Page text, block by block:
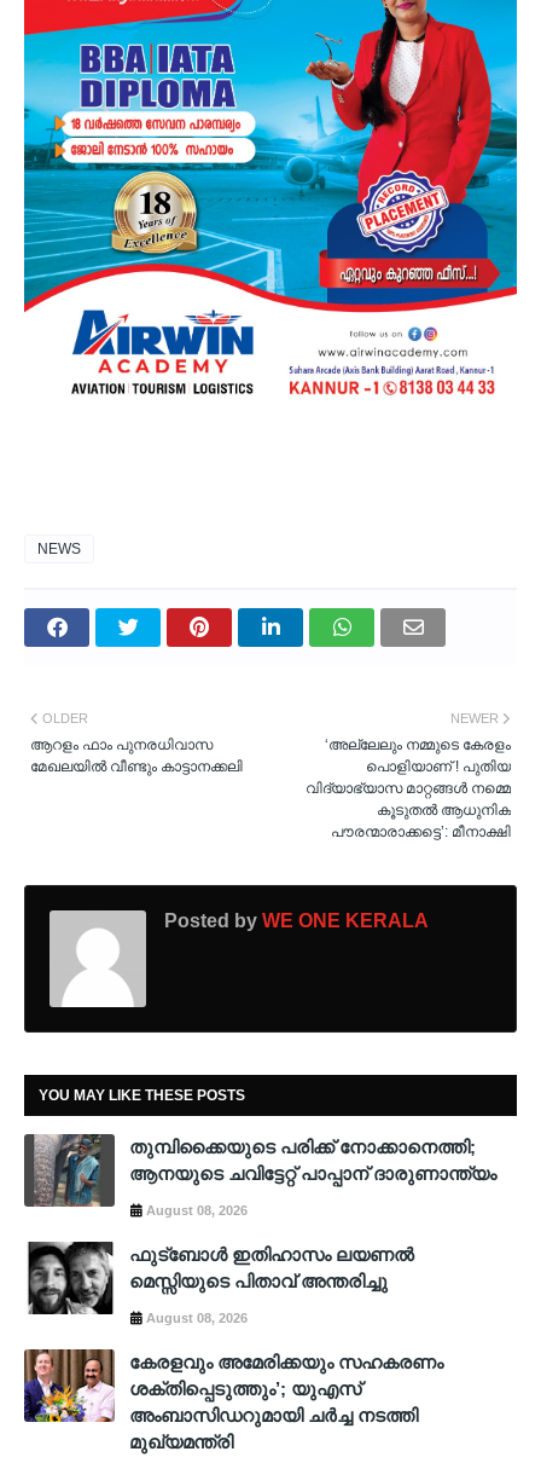
NEWS
NEWER
‘അല്ലേലും നമ്മുടെ കേരളം
പൊളിയാണ് ! പുതിയ
വിദ്യാഭ്യാസ മാറ്റങ്ങള്‍ നമ്മെ
കൂടുതല്‍ ആധുനിക
പൗരന്മാരാക്കട്ടെ’: മീനാക്ഷി
OLDER
ആറളം ഫാം പുനരധിവാസ
മേഖലയിൽ വീണ്ടും കാട്ടാനക്കലി
Posted by WE ONE KERALA
YOU MAY LIKE THESE POSTS
തുമ്പിക്കൈയുടെ പരിക്ക് നോക്കാനെത്തി;
ആനയുടെ ചവിട്ടേറ്റ് പാപ്പാന് ദാരുണാന്ത്യം
August 08, 2026
ഫുട്ബോൾ ഇതിഹാസം ലയണൽ
മെസ്സിയുടെ പിതാവ് അന്തരിച്ചു
August 08, 2026
കേരളവും അമേരിക്കയും സഹകരണം
ശക്തിപ്പെടുത്തും’; യുഎസ്
അംബാസിഡറുമായി ചർച്ച നടത്തി
മുഖ്യമന്ത്രി